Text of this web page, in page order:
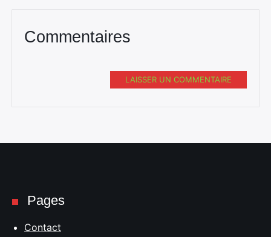
Commentaires
LAISSER UN COMMENTAIRE
Pages
Contact